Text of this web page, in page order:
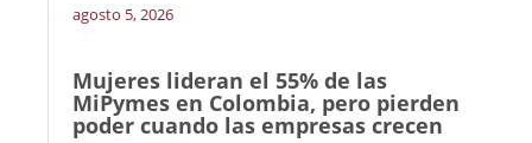
agosto 5, 2026
Mujeres lideran el 55% de las
MiPymes en Colombia, pero pierden
poder cuando las empresas crecen